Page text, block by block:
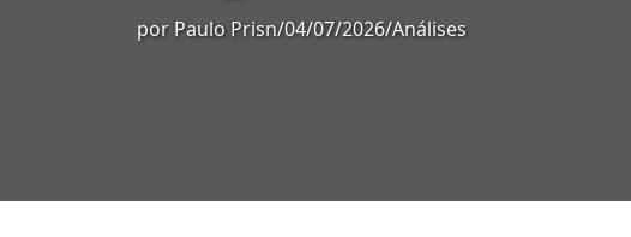
por Paulo Prisn/04/07/2026/Análises